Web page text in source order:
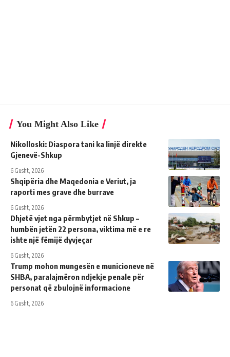
You Might Also Like
Nikolloski: Diaspora tani ka linjë direkte
Gjenevë-Shkup
6 Gusht, 2026
Shqipëria dhe Maqedonia e Veriut, ja
raporti mes grave dhe burrave
6 Gusht, 2026
Dhjetë vjet nga përmbytjet në Shkup –
humbën jetën 22 persona, viktima më e re
ishte një fëmijë dyvjeçar
6 Gusht, 2026
Trump mohon mungesën e municioneve në
SHBA, paralajmëron ndjekje penale për
personat që zbulojnë informacione
6 Gusht, 2026